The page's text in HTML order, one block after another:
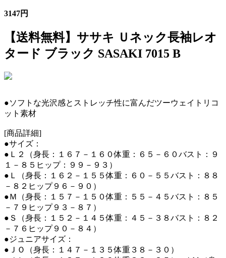
3147円
【送料無料】ササキ Ｕネック長袖レオ
タード ブラック SASAKI 7015 B
●ソフトな光沢感とストレッチ性に富んだツーウェイトリコ
ット素材
[商品詳細]
●サイズ：
●Ｌ２（身長：１６７－１６０体重：６５－６０バスト：９
１－８５ヒップ：９９－９３）
●Ｌ（身長：１６２－１５５体重：６０－５５バスト：８８
－８２ヒップ９６－９０）
●Ｍ（身長：１５７－１５０体重：５５－４５バスト：８５
－７９ヒップ９３－８７）
●Ｓ（身長：１５２－１４５体重：４５－３８バスト：８２
－７６ヒップ９０－８４）
●ジュニアサイズ：
●ＪＯ（身長：１４７－１３５体重３８－３０）